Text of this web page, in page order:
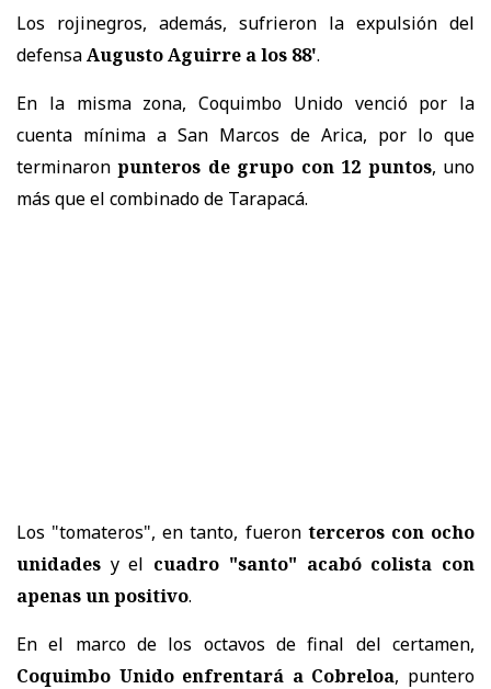
Los rojinegros, además, sufrieron la expulsión del
defensaAugusto Aguirre a los 88'.
En la misma zona, Coquimbo Unido venció por la
cuenta mínima a San Marcos de Arica, por lo que
terminaronpunteros de grupo con 12 puntos, uno
más que el combinado de Tarapacá.
Los "tomateros", en tanto, fueron terceros con ocho
unidades y el cuadro "santo" acabó colista con
apenas un positivo.
En el marco de los octavos de final del certamen,
Coquimbo Unido enfrentará a Cobreloa, puntero